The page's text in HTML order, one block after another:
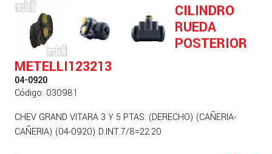
CILINDRO
RUEDA
POSTERIOR
METELLI123213
04-0920
Código: 030981
CHEV GRAND VITARA 3 Y 5 PTAS. (DERECHO) (CAÑERIA-
CAÑERIA) (04-0920) D.INT.7/8=22.20